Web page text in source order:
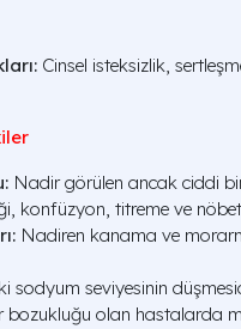
Cinsel isteksizlik,
Nadir görülen ancak ciddi
konfüzyon, titreme ve
Nadiren kanama ve
sodyum seviyesinin
bozukluğu olan hastalarda